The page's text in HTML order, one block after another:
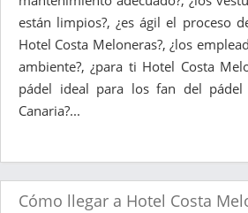
están limpios?, ¿es ágil el proceso
Hotel Costa Meloneras?, ¿los
ambiente?, ¿para ti Hotel Costa
pádel ideal para los fan del pádel
Canaria?...
Cómo llegar a Hotel Costa